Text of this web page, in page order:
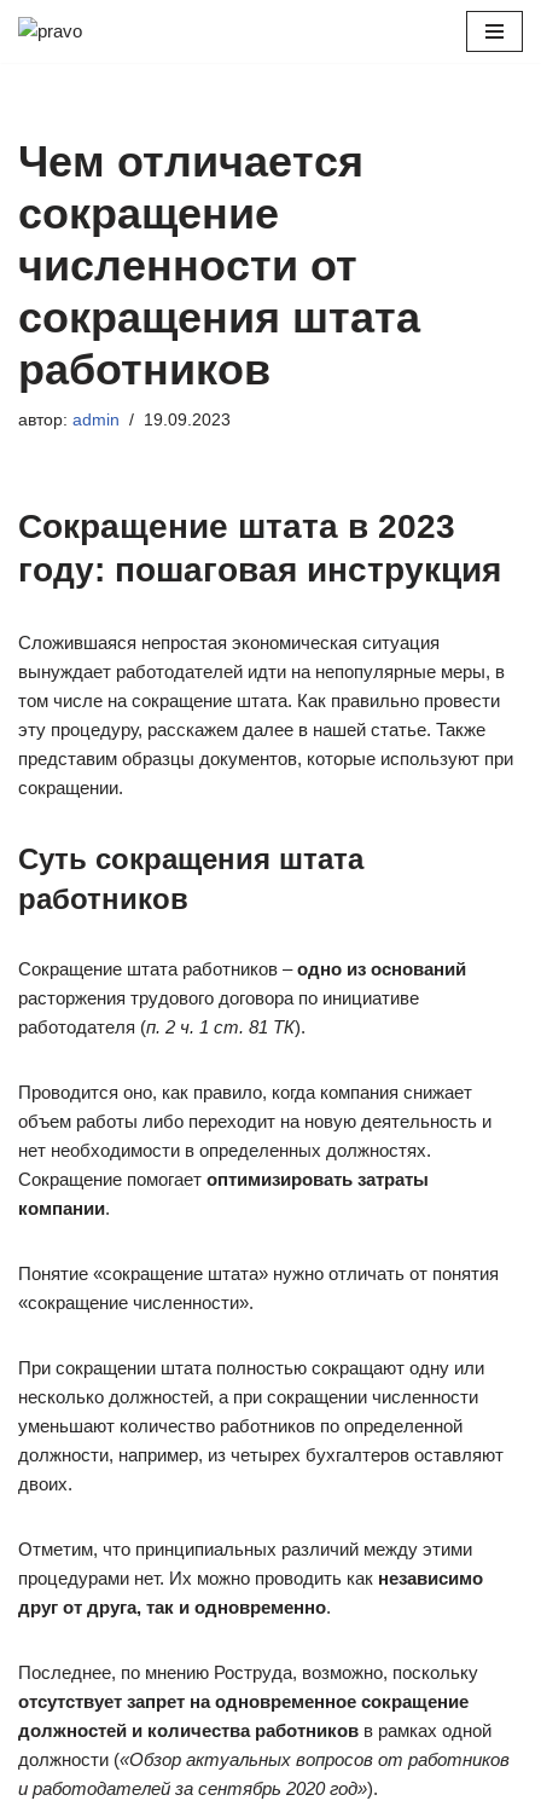
Чем отличается
сокращение
численности от
сокращения штата
работников
автор: admin 19.09.2023
Сокращение штата в 2023
году: пошаговая инструкция
Сложившаяся непростая экономическая ситуация
вынуждает работодателей идти на непопулярные меры, в
том числе на сокращение штата. Как правильно провести
эту процедуру, расскажем далее в нашей статье. Также
представим образцы документов, которые используют при
сокращении.
Суть сокращения штата
работников
Сокращение штата работников –одно из оснований
расторжения трудового договора по инициативе
работодателя (п. 2 ч. 1 ст. 81 ТК).
Проводится оно, как правило, когда компания снижает
объем работы либо переходит на новую деятельность и
нет необходимости в определенных должностях.
Сокращение помогает оптимизировать затраты
компании.
Понятие «сокращение штата» нужно отличать от понятия
«сокращение численности».
При сокращении штата полностью сокращают одну или
несколько должностей, а при сокращении численности
уменьшают количество работников по определенной
должности, например, из четырех бухгалтеров оставляют
двоих.
Отметим, что принципиальных различий между этими
процедурами нет. Их можно проводить как независимо
друг от друга, так и одновременно.
Последнее, по мнению Роструда, возможно, поскольку
отсутствует запрет на одновременное сокращение
должностей и количества работников в рамках одной
должности («Обзор актуальных вопросов от работников
и работодателей за сентябрь 2020 год»).